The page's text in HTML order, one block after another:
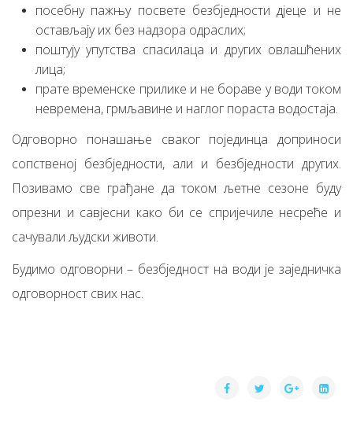
посебну пажњу посвете безбједности дјеце и не
остављају их без надзора одраслих;
поштују упутства спасилаца и других овлашћених
лица;
прате временске прилике и не бораве у води током
невремена, грмљавине и наглог пораста водостаја.
Одговорно понашање сваког појединца доприноси
сопственој безбједности, али и безбједности других.
Позивамо све грађане да током љетне сезоне буду
опрезни и савјесни како би се спријечиле несреће и
сачували људски животи.
Будимо одговорни – безбједност на води је заједничка
одговорност свих нас.